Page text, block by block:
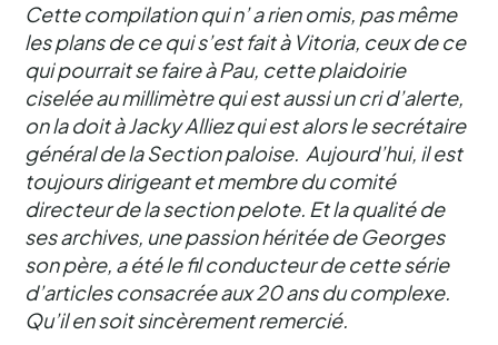
Cette compilation qui n’ a rien omis, pas même
les plans de ce qui s’est fait à Vitoria, ceux de ce
qui pourrait se faire à Pau, cette plaidoirie
ciselée au millimètre qui est aussi un cri d’alerte,
on la doit à Jacky Alliez qui est alors le secrétaire
général de la Section paloise. Aujourd’hui, il est
toujours dirigeant et membre du comité
directeur de la section pelote. Et la qualité de
ses archives, une passion héritée de Georges
son père, a été le fil conducteur de cette série
d’articles consacrée aux 20 ans du complexe.
Qu’il en soit sincèrement remercié.